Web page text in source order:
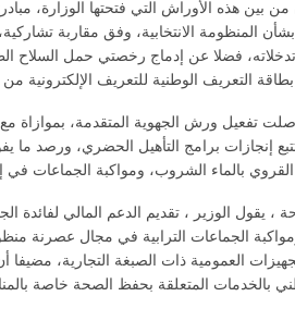
بين هذه الأوراش التي فتحتها الوزارة،
المنظومة الانتخابية، وفق مقاربة
تدخلاته، فضلا عن إدماج رخصتي حمل السلاح
التعريف الوطنية للتعريف الإلكترونية من
تفعيل ورش الجهوية المتقدمة، بموازاة
بالماء الشروب، ومواكبة الجماعات في
، يقول الوزير ، تقديم الدعم المالي لفائدة
الجماعات الترابية في مجال عصرنة
بالخدمات المتعلقة بحفظ الصحة خاصة